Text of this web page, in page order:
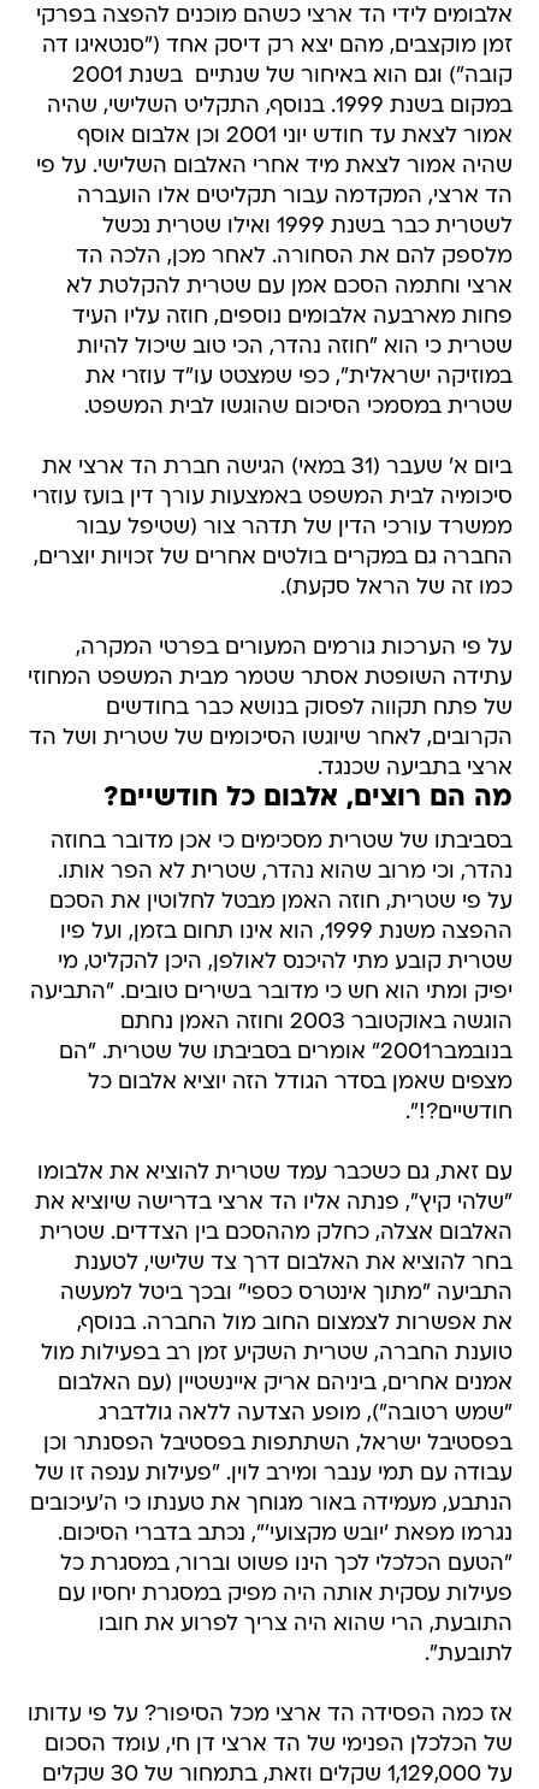
אלבומים לידי הד ארצי כשהם מוכנים להפצה בפרקי
זמן מוקצבים, מהם יצא רק דיסק אחד ("סנטאיגו דה
קובה") וגם הוא באיחור של שנתיים  בשנת 2001
במקום בשנת 1999. בנוסף, התקליט השלישי, שהיה
אמור לצאת עד חודש יוני 2001 וכן אלבום אוסף
שהיה אמור לצאת מיד אחרי האלבום השלישי. על פי
הד ארצי, המקדמה עבור תקליטים אלו הועברה
לשטרית כבר בשנת 1999 ואילו שטרית נכשל
מלספק להם את הסחורה. לאחר מכן, הלכה הד
ארצי וחתמה הסכם אמן עם שטרית להקלטת לא
פחות מארבעה אלבומים נוספים, חוזה עליו העיד
שטרית כי הוא "חוזה נהדר, הכי טוב שיכול להיות
במוזיקה ישראלית", כפי שמצטט עו"ד עוזרי את
שטרית במסמכי הסיכום שהוגשו לבית המשפט.
ביום א' שעבר (31 במאי) הגישה חברת הד ארצי את
סיכומיה לבית המשפט באמצעות עורך דין בועז עוזרי
ממשרד עורכי הדין של תדהר צור (שטיפל עבור
החברה גם במקרים בולטים אחרים של זכויות יוצרים,
כמו זה של הראל סקעת).
על פי הערכות גורמים המעורים בפרטי המקרה,
עתידה השופטת אסתר שטמר מבית המשפט המחוזי
של פתח תקווה לפסוק בנושא כבר בחודשים
הקרובים, לאחר שיוגשו הסיכומים של שטרית ושל הד
ארצי בתביעה שכנגד.
מה הם רוצים, אלבום כל חודשיים?
בסביבתו של שטרית מסכימים כי אכן מדובר בחוזה
נהדר, וכי מרוב שהוא נהדר, שטרית לא הפר אותו.
על פי שטרית, חוזה האמן מבטל לחלוטין את הסכם
ההפצה משנת 1999, הוא אינו תחום בזמן, ועל פיו
שטרית קובע מתי להיכנס לאולפן, היכן להקליט, מי
יפיק ומתי הוא חש כי מדובר בשירים טובים. "התביעה
הוגשה באוקטובר 2003 וחוזה האמן נחתם
בנובמבר2001" אומרים בסביבתו של שטרית. "הם
מצפים שאמן בסדר הגודל הזה יוציא אלבום כל
חודשיים?!".
עם זאת, גם כשכבר עמד שטרית להוציא את אלבומו
"שלהי קיץ", פנתה אליו הד ארצי בדרישה שיוציא את
האלבום אצלה, כחלק מההסכם בין הצדדים. שטרית
בחר להוציא את האלבום דרך צד שלישי, לטענת
התביעה "מתוך אינטרס כספי" ובכך ביטל למעשה
את אפשרות לצמצום החוב מול החברה. בנוסף,
טוענת החברה, שטרית השקיע זמן רב בפעילות מול
אמנים אחרים, ביניהם אריק איינשטיין (עם האלבום
"שמש רטובה"), מופע הצדעה ללאה גולדברג
בפסטיבל ישראל, השתתפות בפסטיבל הפסנתר וכן
עבודה עם תמי ענבר ומירב לוין. "פעילות ענפה זו של
הנתבע, מעמידה באור מגוחך את טענתו כי ה'עיכובים
נגרמו מפאת 'יובש מקצועי'", נכתב בדברי הסיכום.
"הטעם הכלכלי לכך הינו פשוט וברור, במסגרת כל
פעילות עסקית אותה היה מפיק במסגרת יחסיו עם
התובעת, הרי שהוא היה צריך לפרוע את חובו
לתובעת".
אז כמה הפסידה הד ארצי מכל הסיפור? על פי עדותו
של הכלכלן הפנימי של הד ארצי דן חי, עומד הסכום
על 1,129,000 שקלים וזאת, בתמחור של 30 שקלים